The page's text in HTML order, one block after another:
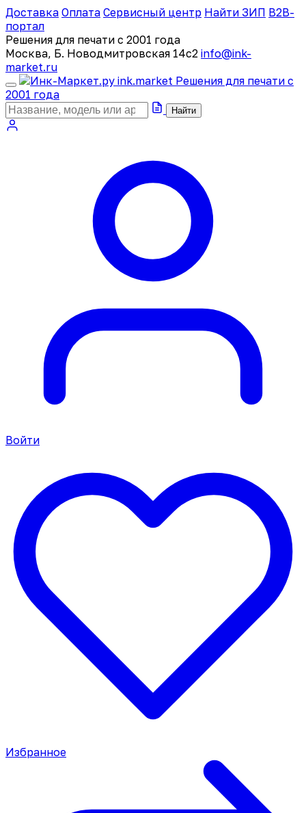
Доставка Оплата Сервисный центр Найти ЗИП B2B-
портал
Решения для печати с 2001 года
Москва, Б. Новодмитровская 14с2 info@ink-
market.ru
ink.market Решения для печати с
2001 года
Найти
Войти
Избранное